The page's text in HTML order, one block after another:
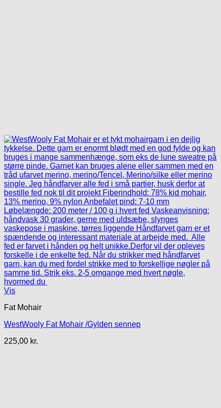
Vis
Fat Mohair
WestWooly Fat Mohair /Gylden sennep
225,00 kr.